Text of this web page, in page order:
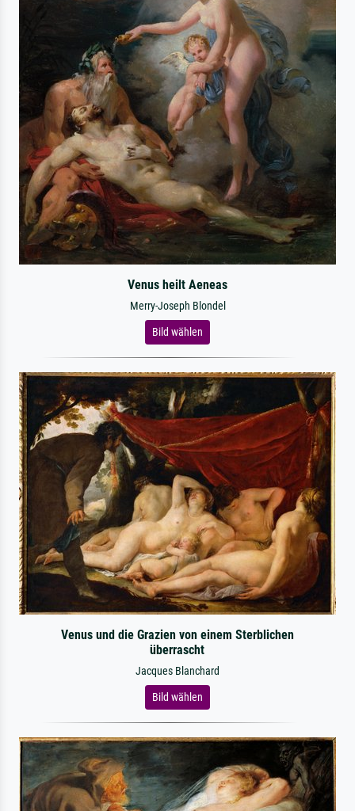
Venus heilt Aeneas
Merry-Joseph Blondel
Bild wählen
Venus und die Grazien von einem Sterblichen
überrascht
Jacques Blanchard
Bild wählen